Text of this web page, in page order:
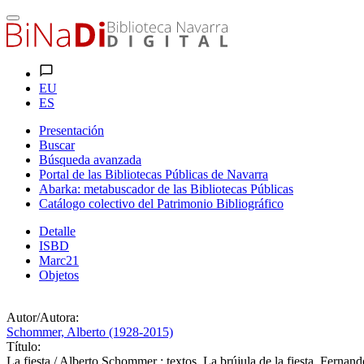
EU
ES
Presentación
Buscar
Búsqueda avanzada
Portal de las Bibliotecas Públicas de Navarra
Abarka: metabuscador de las Bibliotecas Públicas
Catálogo colectivo del Patrimonio Bibliográfico
Detalle
ISBD
Marc21
Objetos
Autor/Autora:
Schommer, Alberto (1928-2015)
Título:
La fiesta / Alberto Schommer ; textos, La brújula de la fiesta,